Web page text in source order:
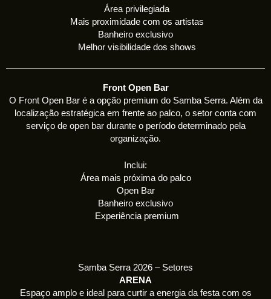
Área privilegiada
Mais proximidade com os artistas
Banheiro exclusivo
Melhor visibilidade dos shows
Front Open Bar
O Front Open Bar é a opção premium do Samba Serra. Além da
localização estratégica em frente ao palco, o setor conta com
serviço de open bar durante o período determinado pela
organização.
Inclui:
Área mais próxima do palco
Open Bar
Banheiro exclusivo
Experiência premium
Samba Serra 2026 – Setores
ARENA
Espaço amplo e ideal para curtir a energia da festa com os